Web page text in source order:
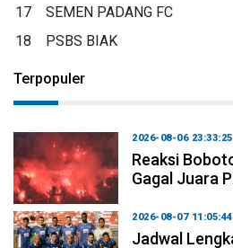
17
SEMEN PADANG FC
18
PSBS BIAK
Terpopuler
2026-08-06 23:33:25
Reaksi
Gagal Juara
2026-08-07 11:05:44
Jadwal